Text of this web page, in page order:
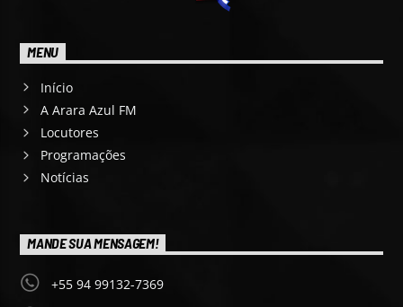
MENU
Início
A Arara Azul FM
Locutores
Programações
Notícias
MANDE SUA MENSAGEM!
+55 94 99132-7369